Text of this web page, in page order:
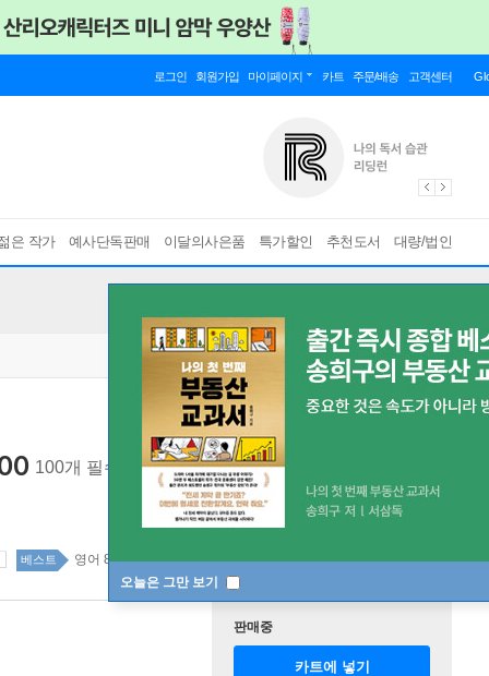
로그인 회원가입 마이페이지 카트 주문/배송 고객센터
은 작가 예사단독판매 이달의사은품 특가할인 추천도서 대량/법인
오늘은 그만 보기
100개 필수구문으로 영어 직독직해ㅣ공무원ㆍ경찰ㆍ
베스트 영어 87위 국어 외국어 사전 top100 253주
판매중
카트에 넣기